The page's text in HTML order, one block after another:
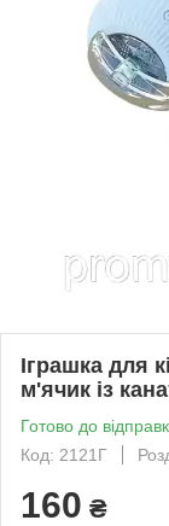
Іграшка для
м'ячик із
Готово до
Код: 2121Г
160 ₴